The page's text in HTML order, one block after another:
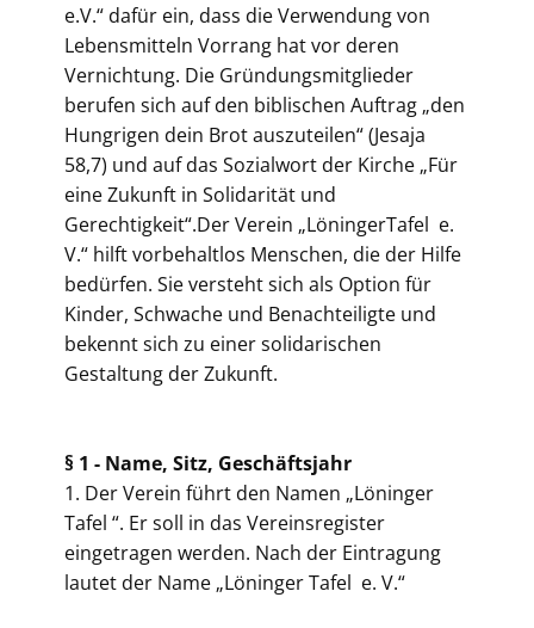
e.V.“ dafür ein, dass die Verwendung von
Lebensmitteln Vorrang hat vor deren
Vernichtung. Die Gründungsmitglieder
berufen sich auf den biblischen Auftrag „den
Hungrigen dein Brot auszuteilen“ (Jesaja
58,7) und auf das Sozialwort der Kirche „Für
eine Zukunft in Solidarität und
Gerechtigkeit“.Der Verein „LöningerTafel e.
V.“ hilft vorbehaltlos Menschen, die der Hilfe
bedürfen. Sie versteht sich als Option für
Kinder, Schwache und Benachteiligte und
bekennt sich zu einer solidarischen
Gestaltung der Zukunft.
§ 1 - Name, Sitz, Geschäftsjahr
1. Der Verein führt den Namen „Löninger
Tafel “. Er soll in das Vereinsregister
eingetragen werden. Nach der Eintragung
lautet der Name „Löninger Tafel e. V.“